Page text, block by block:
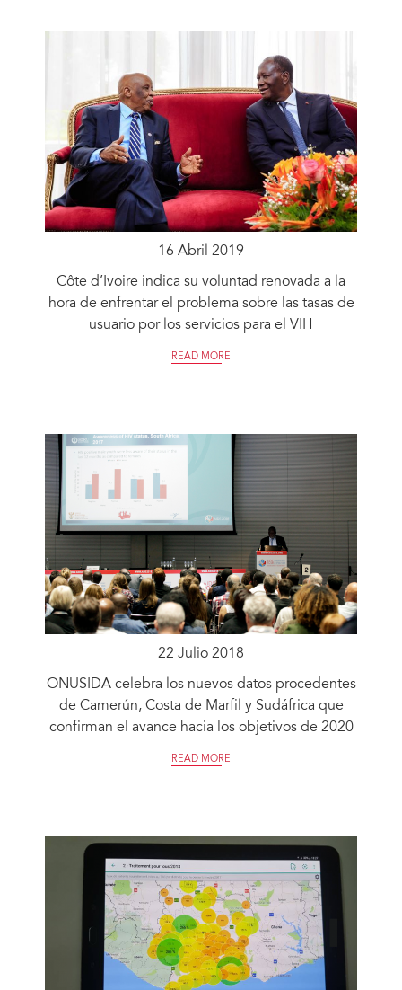
16 Abril 2019
Côte d’Ivoire indica su voluntad renovada a la
hora de enfrentar el problema sobre las tasas de
usuario por los servicios para el VIH
READ MORE
22 Julio 2018
ONUSIDA celebra los nuevos datos procedentes
de Camerún, Costa de Marfil y Sudáfrica que
confirman el avance hacia los objetivos de 2020
READ MORE